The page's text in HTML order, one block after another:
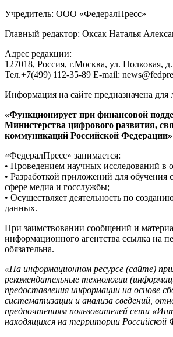
Учредитель: ООО «ФедералПресс»
Главный редактор: Оксак Наталья
Адрес редакции:
127018, Россия, г.Москва, ул. Полковая,
Тел.+7(499) 112-35-89 E-mail:
Информация на сайте предназначена для
«Функционирует при финансовой
Министерства цифрового развития,
коммуникаций Российской Федерации»
«ФедералПресс» занимается:
• Проведением научных исследований в
• Разработкой приложений для обучения
сфере медиа и госслужбы;
• Осуществляет деятельность по
данных.
При заимствовании сообщений и
информационного агентства ссылка на
обязательна.
«На информационном ресурсе (сайте)
рекомендательные технологии
предоставления информации на основе
систематизации и анализа сведений,
предпочтениям пользователей сети
находящихся на территории Российской